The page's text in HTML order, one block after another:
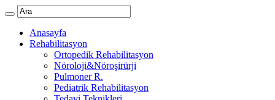
Anasayfa
Rehabilitasyon
Ortopedik Rehabilitasyon
Nöroloji&Nöroşirürji
Pulmoner R.
Pediatrik Rehabilitasyon